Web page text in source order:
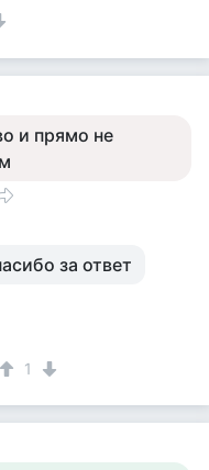
и прямо не
за ответ
1